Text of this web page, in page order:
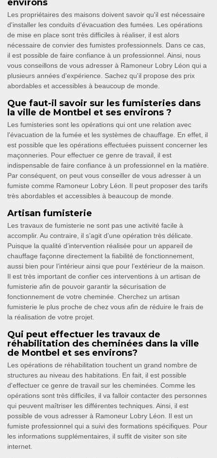
environs
Les propriétaires des maisons doivent savoir qu'il est nécessaire
d'installer les conduits d'évacuation des fumées. Les opérations
de mise en place sont très difficiles à réaliser, il est alors
nécessaire de convier des fumistes professionnels. Dans ce cas,
il est possible de faire confiance à un professionnel. Ainsi, nous
vous conseillons de vous adresser à Ramoneur Lobry Léon qui a
plusieurs années d'expérience. Sachez qu'il propose des prix
abordables et accessibles à beaucoup de monde.
Que faut-il savoir sur les fumisteries dans
la ville de Montbel et ses environs ?
Les fumisteries sont les opérations qui ont une relation avec
l'évacuation de la fumée et les systèmes de chauffage. En effet, il
est possible que les opérations effectuées puissent concerner les
maçonneries. Pour effectuer ce genre de travail, il est
indispensable de faire confiance à un professionnel en la matière.
Par conséquent, on peut vous conseiller de vous adresser à un
fumiste comme Ramoneur Lobry Léon. Il peut proposer des tarifs
très abordables et accessibles à beaucoup de monde.
Artisan fumisterie
Les travaux de fumisterie ne sont pas une activité facile à
accomplir. Au contraire, il s’agit d’une opération très délicate.
Puisque la qualité d’intervention réalisée pour un appareil de
chauffage façonne directement la fiabilité de fonctionnement,
aussi bien pour l’intérieur ainsi que pour l’extérieur de la maison.
Il est très important de confier ces interventions à un artisan de
fumisterie afin de pouvoir garantir la sécurisation de
fonctionnement de votre cheminée. Cherchez un artisan
fumisterie le plus proche de chez vous afin de réduire le frais de
la réalisation de votre projet.
Qui peut effectuer les travaux de
réhabilitation des cheminées dans la ville
de Montbel et ses environs?
Les opérations de réhabilitation touchent un grand nombre de
structures au niveau des habitations. En fait, il est possible
d'effectuer ce genre de travail sur les cheminées. Comme les
opérations sont très difficiles, il va falloir contacter des personnes
qui peuvent maîtriser les différentes techniques. Ainsi, il est
possible de vous adresser à Ramoneur Lobry Léon. Il est un
fumiste professionnel qui a suivi des formations spécifiques. Pour
les informations supplémentaires, il suffit de visiter son site
internet.